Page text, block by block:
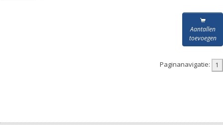
Aantallen
toevoegen
Paginanavigatie: